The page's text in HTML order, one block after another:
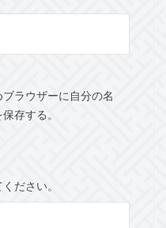
ラウザーに自分の名
存する。
ださい。